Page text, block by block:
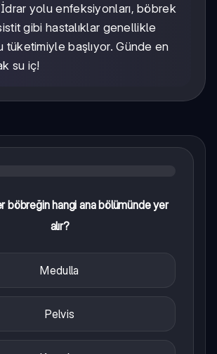
İdrar yolu enfeksiyonları, böbrek
gibi hastalıklar genellikle
tüketimiyle başlıyor. Günde en
su iç!
böbreğin hangi ana bölümünde yer
alır?
Medulla
Pelvis